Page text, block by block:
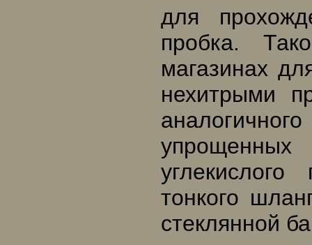
для
пробка.
магазинах
нехитрыми
тонкого
стеклянной